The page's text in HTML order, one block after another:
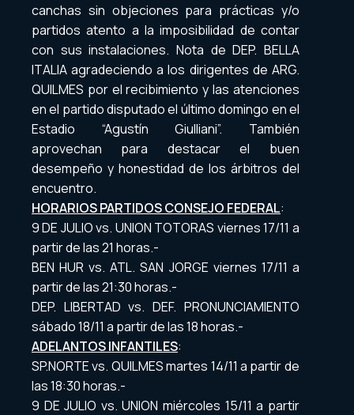
canchas sin objeciones para prácticas y/o
partidos atento a la imposibilidad de contar
con sus instalaciones. Nota de DEP. BELLA
ITALIA agradeciendo a los dirigentes de ARG.
QUILMES por el recibimiento y las atenciones
en el partido disputado el último domingo en el
Estadio “Agustín Giulliani”. También
aprovechan para destacar el buen
desempeño y honestidad de los árbitros del
encuentro.
HORARIOS PARTIDOS CONSEJO FEDERAL:
9 DE JULIO vs. UNION TOTORAS viernes 17/11 a
partir de las 21 horas.-
BEN HUR vs. ATL. SAN JORGE viernes 17/11 a
partir de las 21:30 horas.-
DEP. LIBERTAD vs. DEF. PRONUNCIAMIENTO
sábado 18/11 a partir de las 18 horas.-
ADELANTOS INFANTILES:
SP.NORTE vs. QUILMES martes 14/11 a partir de
las 18:30 horas.-
9 DE JULIO vs. UNION miércoles 15/11 a partir